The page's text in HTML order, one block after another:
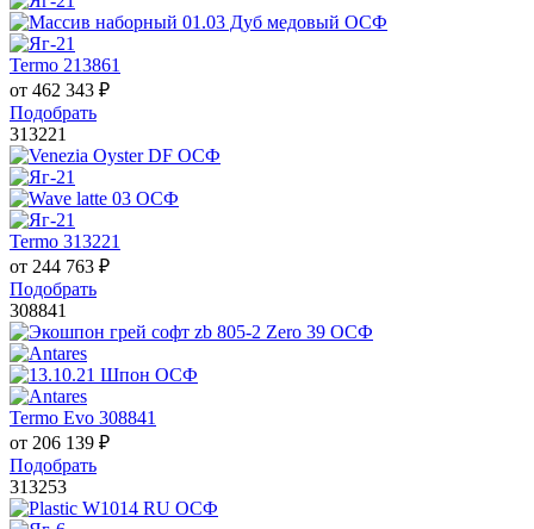
Termo 213861
от 462 343 ₽
Подобрать
313221
Termo 313221
от 244 763 ₽
Подобрать
308841
Termo Evo 308841
от 206 139 ₽
Подобрать
313253